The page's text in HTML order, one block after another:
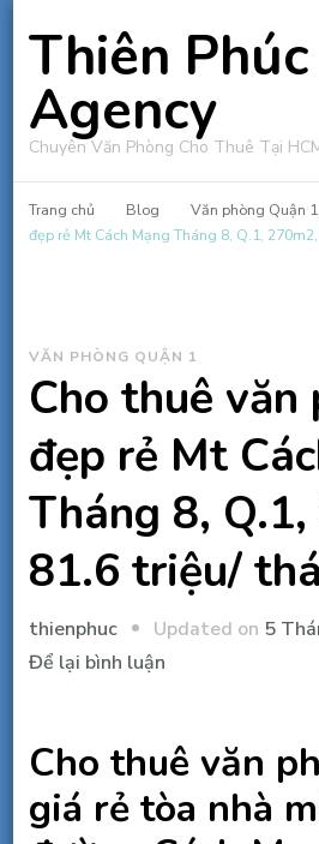
Thiên Phúc
Agency
Chuyên Văn Phòng Cho Thuê Tại
Trang chủ Blog Văn phòng Quận 1
đẹp rẻ Mt Cách Mạng Tháng 8, Q.1,
VĂN PHÒNG QUẬN 1
Cho thuê văn
đẹp rẻ Mt
Tháng 8,
81.6 triệu/
thienphuc Updated on 5
Để lại bình luậntại
văn
phòng
đẹp
Cho thuê văn
giá rẻ tòa nhà